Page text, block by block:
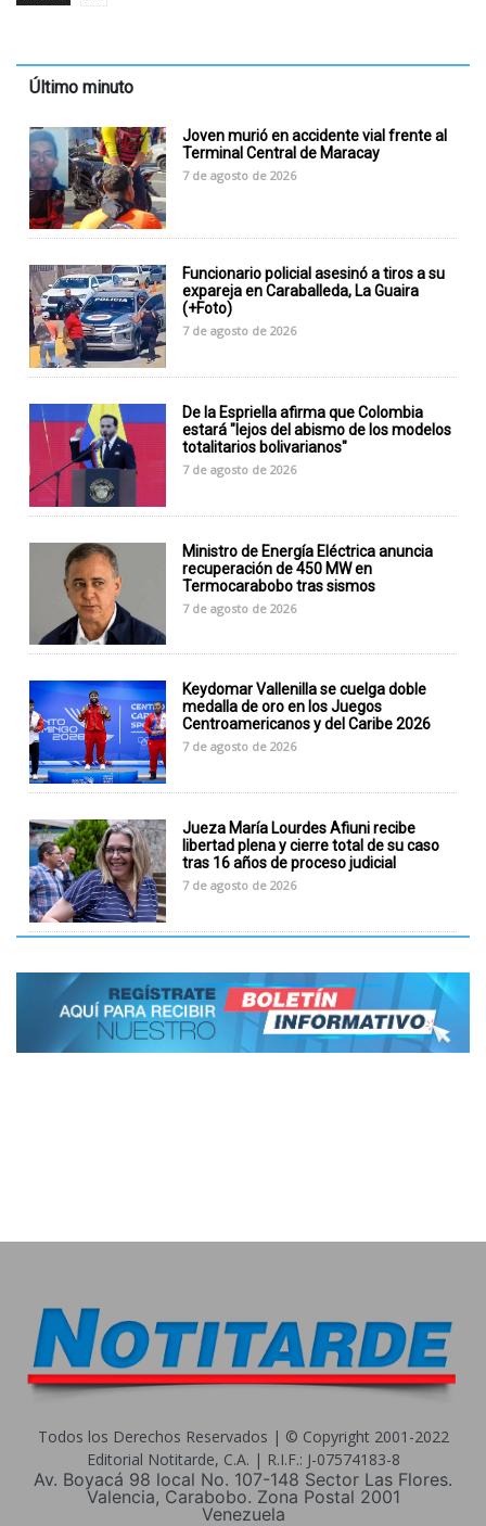
Último minuto
Joven murió en accidente vial frente al
Terminal Central de Maracay
7 de agosto de 2026
Funcionario policial asesinó a tiros a su
expareja en Caraballeda, La Guaira
(+Foto)
7 de agosto de 2026
De la Espriella afirma que Colombia
estará "lejos del abismo de los modelos
totalitarios bolivarianos"
7 de agosto de 2026
Ministro de Energía Eléctrica anuncia
recuperación de 450 MW en
Termocarabobo tras sismos
7 de agosto de 2026
Keydomar Vallenilla se cuelga doble
medalla de oro en los Juegos
Centroamericanos y del Caribe 2026
7 de agosto de 2026
Jueza María Lourdes Afiuni recibe
libertad plena y cierre total de su caso
tras 16 años de proceso judicial
7 de agosto de 2026
Todos los Derechos Reservados | © Copyright 2001-2022
Editorial Notitarde, C.A. | R.I.F.: J-07574183-8
Av. Boyacá 98 local No. 107-148 Sector Las Flores.
Valencia, Carabobo. Zona Postal 2001
Venezuela